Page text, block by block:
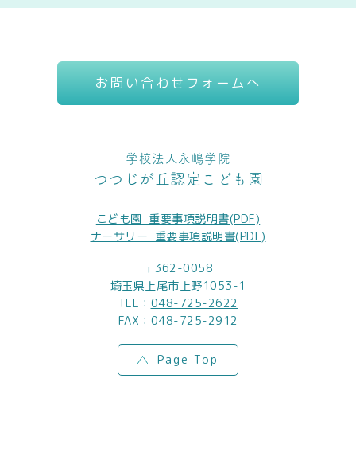
お問い合わせフォームへ
学校法人永嶋学院
つつじが丘認定こども園
こども園_重要事項説明書(PDF)
ナーサリー_重要事項説明書(PDF)
〒362-0058
埼玉県上尾市上野1053-1
TEL： 048-725-2622
FAX：048-725-2912
Page Top